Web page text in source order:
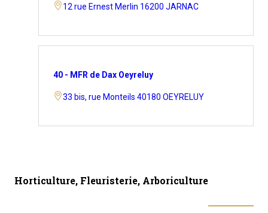
12 rue Ernest Merlin 16200 JARNAC
40 - MFR de Dax Oeyreluy
33 bis, rue Monteils 40180 OEYRELUY
Horticulture, Fleuristerie, Arboriculture